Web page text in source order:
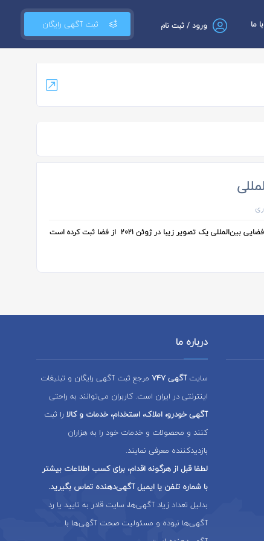
ورود / ثبت نام ما
به گزارش خبرنگار علمی خبرگزاری تسنیم؛ ناسا از طریق ایستگاه فضایی بین‌المللی یک تصویر زیبا در ژوئن 2021 از فضا ثبت کرده است
درباره ما
سایتآگهی 747
مرجع ثبت آگهی رایگان و تبلیغات
اینترنتی در ایران است. کاربران می‌توانند به راحتی
آگهی خودرو، املاک، استخدام، خدمات و کالا را ثبت
کنند و محصولات و خدمات خود را به هزاران
بازدیدکننده معرفی نمایند.
لطفا قبل از هرگونه اقدام، برای کسب اطلاعات بیشتر
با شماره تلفن یا ایمیل آگهی‌دهنده تماس بگیرید.
بدلیل تعداد زیاد آگهی‌ها، سایت قادر به تایید یا رد
آگهی‌ها نبوده و مسئولیت صحت آگهی‌ها با